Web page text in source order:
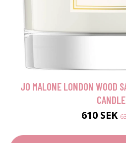
JO MALONE LONDON WOOD
CANDLE
610 SEK